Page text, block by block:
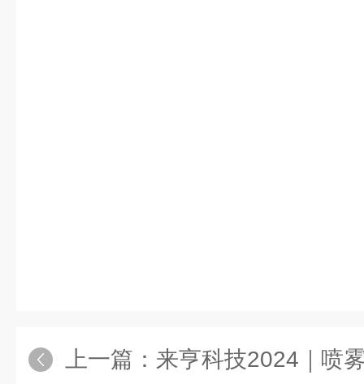
上一篇： 来亨科技2024｜喷雾干燥技术